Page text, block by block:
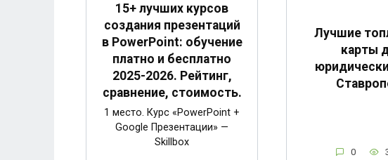
15+ лучших курсов
создания презентаций
в PowerPoint: обучение
платно и бесплатно
2025-2026. Рейтинг,
сравнение, стоимость.
1 место. Курс «PowerPoint +
Google Презентации» —
Skillbox
Лучшие
карты
0